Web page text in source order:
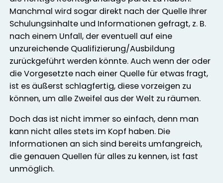
Manchmal wird sogar direkt nach der Quelle Ihrer
Schulungsinhalte und Informationen gefragt, z. B.
nach einem Unfall, der eventuell auf eine
unzureichende Qualifizierung/Ausbildung
zurückgeführt werden könnte. Auch wenn der oder
die Vorgesetzte nach einer Quelle für etwas fragt,
ist es äußerst schlagfertig, diese vorzeigen zu
können, um alle Zweifel aus der Welt zu räumen.
Doch das ist nicht immer so einfach, denn man
kann nicht alles stets im Kopf haben. Die
Informationen an sich sind bereits umfangreich,
die genauen Quellen für alles zu kennen, ist fast
unmöglich.